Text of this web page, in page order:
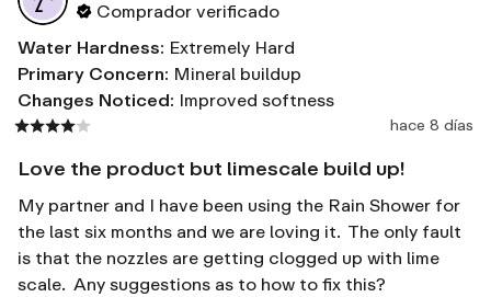
Comprador verificado
Water Hardness: Extremely Hard
Primary Concern: Mineral buildup
Changes Noticed: Improved softness
hace 8 días
Love the product but limescale build up!
My partner and I have been using the Rain Shower for
the last six months and we are loving it.  The only fault
is that the nozzles are getting clogged up with lime
scale.  Any suggestions as to how to fix this?